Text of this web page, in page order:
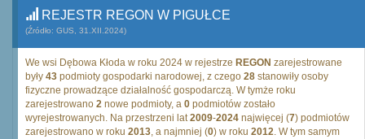
REJESTR REGON W PIGUŁCE
(Źródło: GUS, 31.XII.2024)
We wsi Dębowa Kłoda w roku 2024 w rejestrze REGON zarejestrowane
były 43 podmioty gospodarki narodowej, z czego 28 stanowiły osoby
fizyczne prowadzące działalność gospodarczą. W tymże roku
zarejestrowano 2 nowe podmioty, a 0 podmiotów zostało
wyrejestrowanych. Na przestrzeni lat2009-2024 najwięcej (7) podmiotów
zarejestrowano w roku 2013, a najmniej (0) w roku 2012. W tym samym